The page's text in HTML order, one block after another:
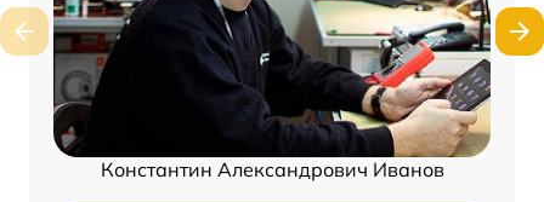
Константин Александрович Иванов